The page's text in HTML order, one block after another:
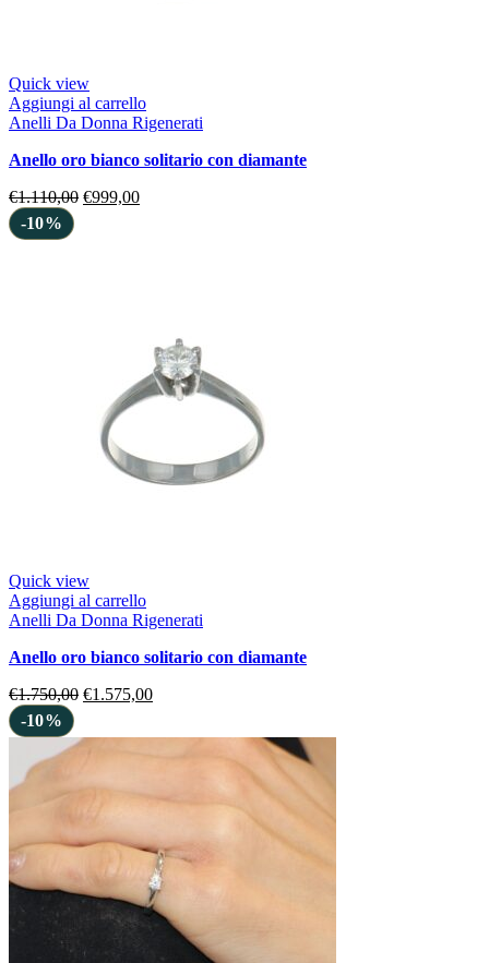
Quick view
Aggiungi al carrello
Anelli Da Donna Rigenerati
anello oro bianco solitario con diamante
€1.110,00 €999,00
-10%
Quick view
Aggiungi al carrello
Anelli Da Donna Rigenerati
anello oro bianco solitario con diamante
€1.750,00 €1.575,00
-10%